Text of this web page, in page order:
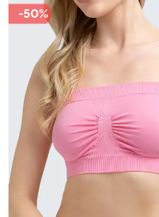
-50%
SHAPE black
454 грн.
649